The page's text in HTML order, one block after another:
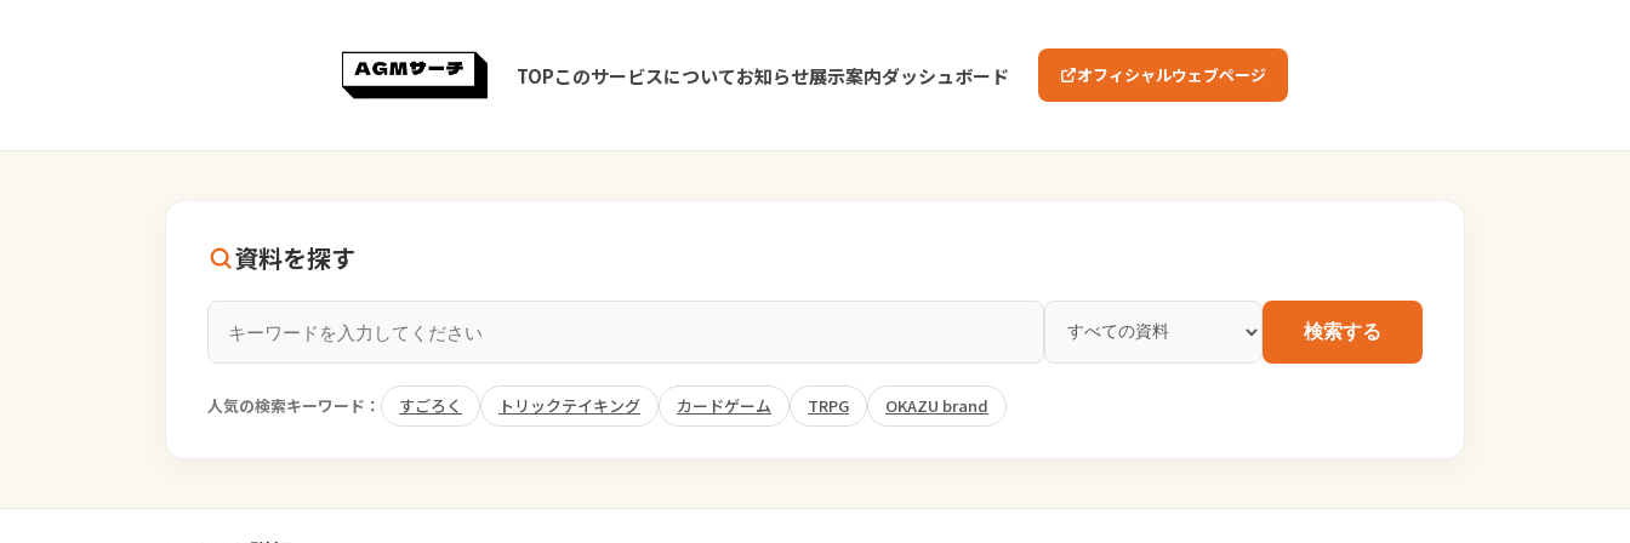
TOPこのサービスについてお知らせ展示案内ダッシュボード オフィシャルウェブページ
資料を探す
検索する
人気の検索キーワード： すごろく トリックテイキング カードゲーム TRPG OKAZU brand